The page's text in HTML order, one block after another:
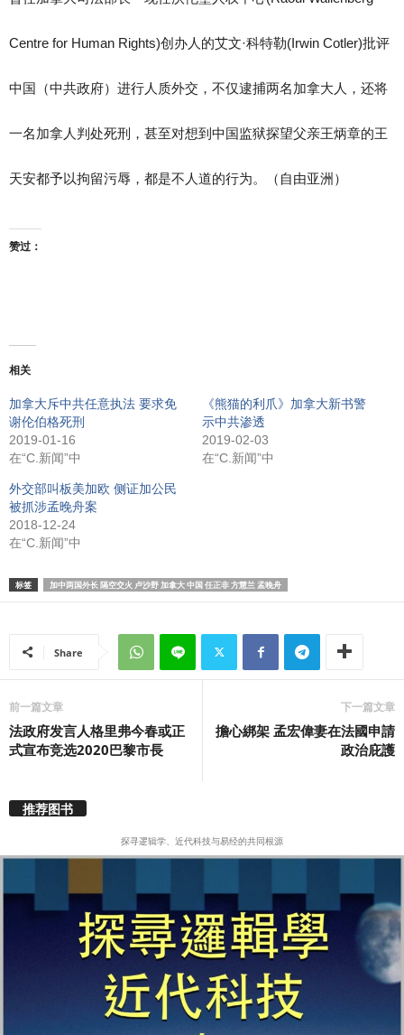
Centre for Human Rights)创办人的艾文·科特勒(Irwin Cotler)批评
中国（中共政府）进行人质外交，不仅逮捕两名加拿大人，还将
一名加拿人判处死刑，甚至对想到中国监狱探望父亲王炳章的王
天安都予以拘留污辱，都是不人道的行为。（自由亚洲）
赞过：
相关
加拿大斥中共任意执法 要求免
谢伦伯格死刑
2019-01-16
在“C.新闻”中
《熊猫的利爪》加拿大新书警
示中共渗透
2019-02-03
在“C.新闻”中
外交部叫板美加欧 侧证加公民
被抓涉孟晚舟案
2018-12-24
在“C.新闻”中
标签 加中两国外长 隔空交火 卢沙野 加拿大 中国 任正非 方慧兰 孟晚舟
Share
前一篇文章
法政府发言人格里弗今春或正
式宣布竞选2020巴黎市長
下一篇文章
擔心綁架 孟宏偉妻在法國申請
政治庇護
推荐图书
探寻逻辑学、近代科技与易经的共同根源